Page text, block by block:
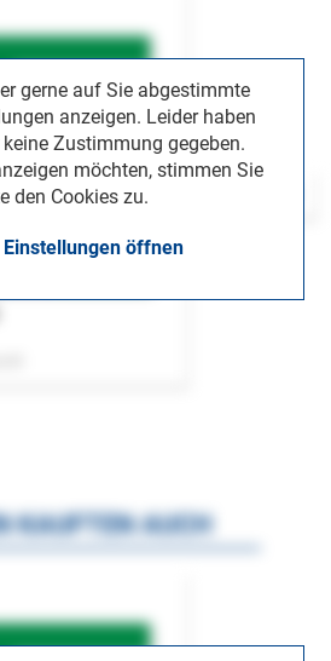
gerne auf Sie abgestimmte
anzeigen. Leider haben
Zustimmung gegeben.
möchten, stimmen Sie
den Cookies zu.
öffnen
KAUFTEN AUCH